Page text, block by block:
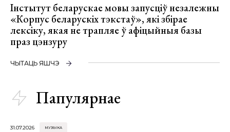
Інстытут беларускае мовы запусціў незалежны
«Корпус беларускіх тэкстаў», які збірае
лексіку, якая не трапляе ў афіцыйныя базы
праз цэнзуру
ЧЫТАЦЬ ЯШЧЭ
Папулярнае
31.07.2026 МУЗЫКА